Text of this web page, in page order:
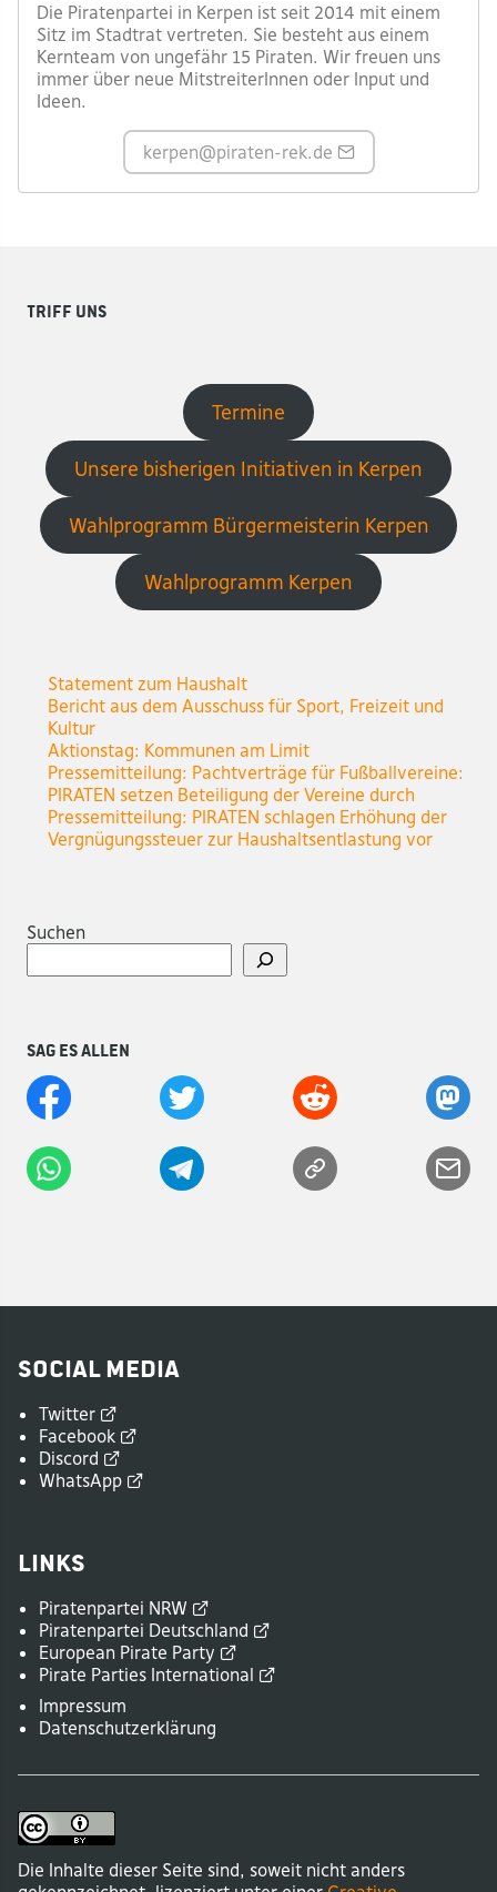
Die Piratenpartei in Kerpen ist seit 2014 mit einem
Sitz im Stadtrat vertreten. Sie besteht aus einem
Kernteam von ungefähr 15 Piraten. Wir freuen uns
immer über neue MitstreiterInnen oder Input und
Ideen.
kerpen@piraten-rek.de
Triff uns
Termine
Unsere bisherigen Initiativen in Kerpen
Wahlprogramm Bürgermeisterin Kerpen
Wahlprogramm Kerpen
Statement zum Haushalt
Bericht aus dem Ausschuss für Sport, Freizeit und
Kultur
Aktionstag: Kommunen am Limit
Pressemitteilung: Pachtverträge für Fußballvereine:
PIRATEN setzen Beteiligung der Vereine durch
Pressemitteilung: PIRATEN schlagen Erhöhung der
Vergnügungssteuer zur Haushaltsentlastung vor
Suchen
Sag es allen
Social Media
Twitter
Facebook
Discord
WhatsApp
Links
Piratenpartei NRW
Piratenpartei Deutschland
European Pirate Party
Pirate Parties International
Impressum
Datenschutzerklärung
Die Inhalte dieser Seite sind, soweit nicht anders